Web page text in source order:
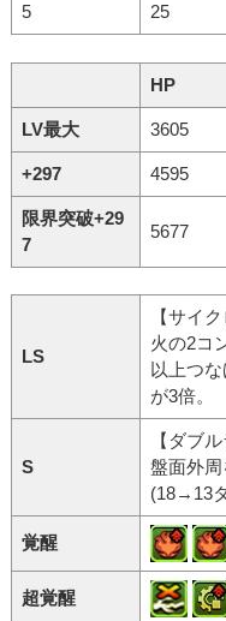
5 25
HP
LV最大 3605
+297 4595
限界突破+29
7
5677
LS
【サイ
火の2コ
以上つ
が3倍。
S
【ダブ
盤面外周
(18→13
覚醒
超覚醒